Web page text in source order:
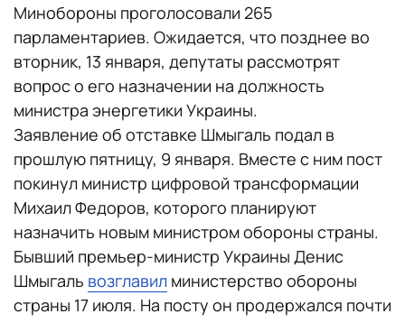
Минобороны проголосовали 265
парламентариев. Ожидается, что позднее во
вторник, 13 января, депутаты рассмотрят
вопрос о его назначении на должность
министра энергетики Украины.
Заявление об отставке Шмыгаль подал в
прошлую пятницу, 9 января. Вместе с ним пост
покинул министр цифровой трансформации
Михаил Федоров, которого планируют
назначить новым министром обороны страны.
Бывший премьер-министр Украины Денис
Шмыгаль возглавил министерство обороны
страны 17 июля. На посту он продержался почти